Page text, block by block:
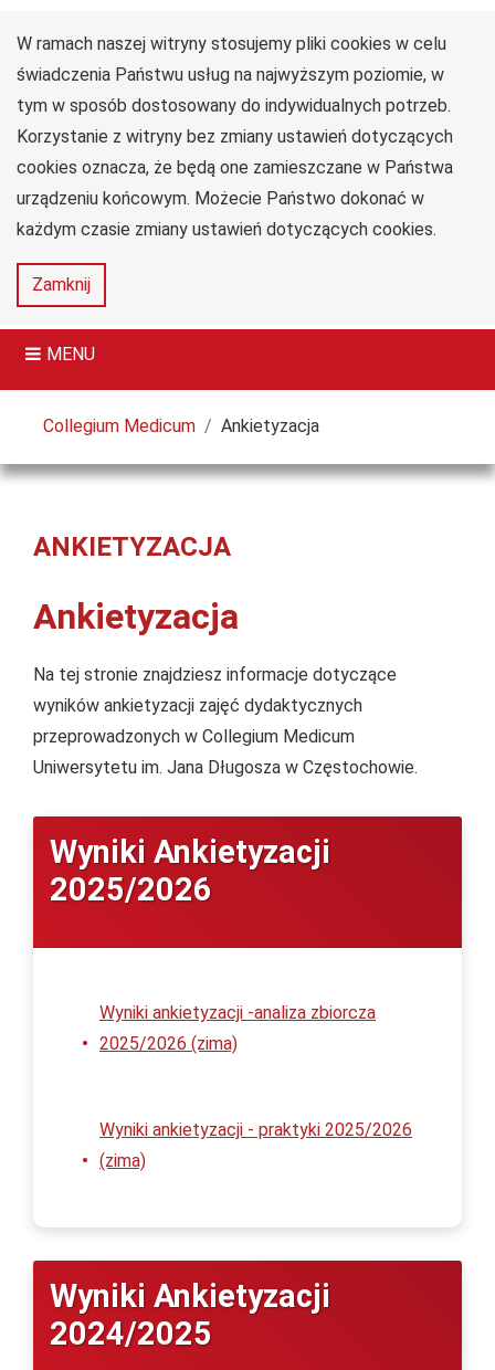
W ramach naszej witryny stosujemy pliki cookies w celu
świadczenia Państwu usług na najwyższym poziomie, w
tym w sposób dostosowany do indywidualnych potrzeb.
Korzystanie z witryny bez zmiany ustawień dotyczących
cookies oznacza, że będą one zamieszczane w Państwa
urządzeniu końcowym. Możecie Państwo dokonać w
każdym czasie zmiany ustawień dotyczących cookies.
Zamknij
Przejdź do głównego menu
Przejdź do treści
Przejdź do wyszukiwarki
Przejdź do mapy serwisu
Uniwersytet
Jana Długosza
w Częstochowie
Collegium Medicum
im. dr. Władysława
Biegańskiego
MENU
Tutaj jesteś
Collegium Medicum Ankietyzacja
ANKIETYZACJA
Ankietyzacja
Na tej stronie znajdziesz informacje dotyczące
wyników ankietyzacji zajęć dydaktycznych
przeprowadzonych w Collegium Medicum
Uniwersytetu im. Jana Długosza w Częstochowie.
Wyniki Ankietyzacji
2025/2026
Wyniki ankietyzacji -analiza zbiorcza
2025/2026 (zima)
Wyniki ankietyzacji - praktyki 2025/2026
(zima)
Wyniki Ankietyzacji
2024/2025